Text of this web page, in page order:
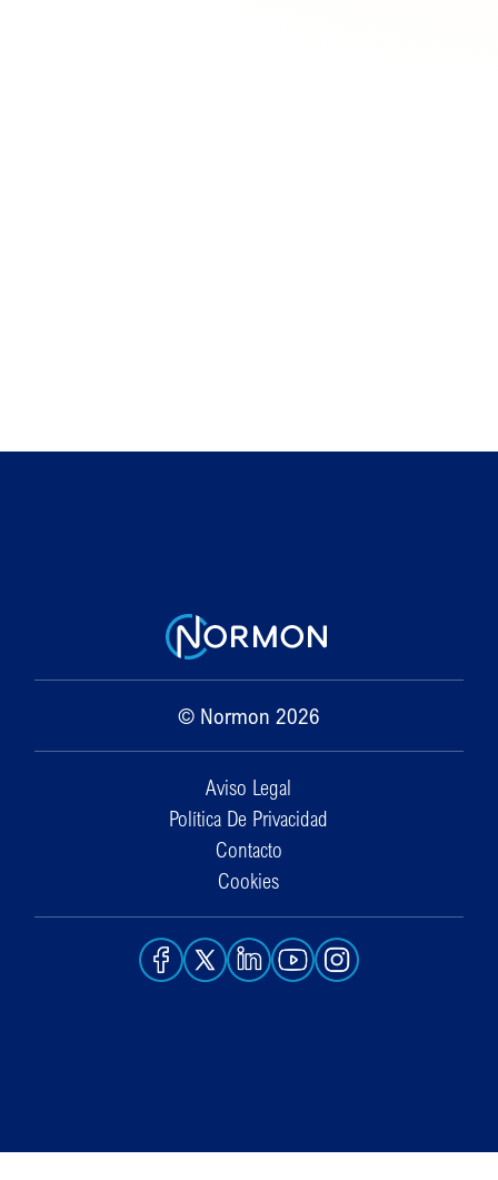
© Normon 2026
Aviso Legal
Política De Privacidad
Contacto
Cookies